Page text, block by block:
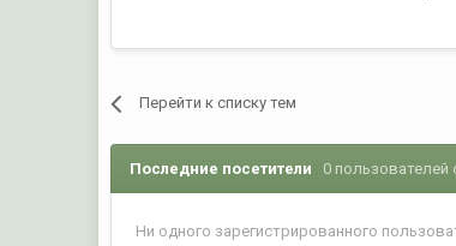
Перейти к списку тем
Последние посетители 0 пользователей
Ни одного зарегистрированного